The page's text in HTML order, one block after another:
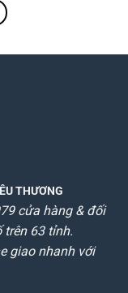
THƯƠNG
cửa hàng & đối
trên 63 tỉnh.
giao nhanh với